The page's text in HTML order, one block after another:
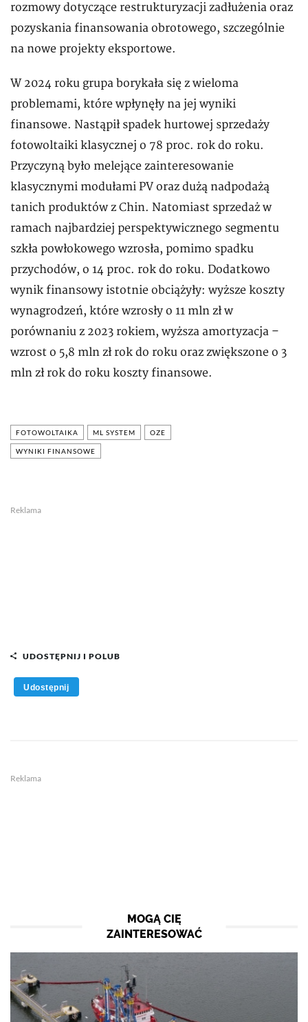
rozmowy dotyczące restrukturyzacji zadłużenia oraz
pozyskania finansowania obrotowego, szczególnie
na nowe projekty eksportowe.
W 2024 roku grupa borykała się z wieloma
problemami, które wpłynęły na jej wyniki
finansowe. Nastąpił spadek hurtowej sprzedaży
fotowoltaiki klasycznej o 78 proc. rok do roku.
Przyczyną było melejące zainteresowanie
klasycznymi modułami PV oraz dużą nadpodażą
tanich produktów z Chin. Natomiast sprzedaż w
ramach najbardziej perspektywicznego segmentu
szkła powłokowego wzrosła, pomimo spadku
przychodów, o 14 proc. rok do roku. Dodatkowo
wynik finansowy istotnie obciążyły: wyższe koszty
wynagrodzeń, które wzrosły o 11 mln zł w
porównaniu z 2023 rokiem, wyższa amortyzacja –
wzrost o 5,8 mln zł rok do roku oraz zwiększone o 3
mln zł rok do roku koszty finansowe.
FOTOWOLTAIKA ML SYSTEM OZE
WYNIKI FINANSOWE
Reklama
UDOSTĘPNIJ I POLUB
Udostępnij
Reklama
MOGĄ CIĘ
ZAINTERESOWAĆ